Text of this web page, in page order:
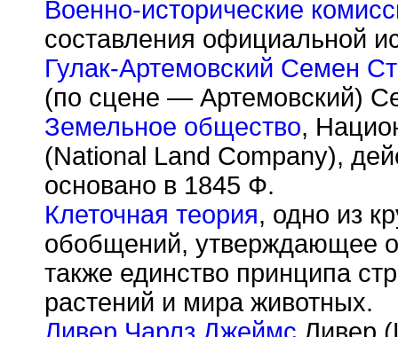
Военно-исторические
составления официальной
Гулак-Артемовский Семен
(по сцене — Артемовский)
Земельное общество,
(National Land Company),
основано в 1845 Ф.
Клеточная теория, одно из
обобщений, утверждающее
также единство принципа
растений и мира животных.